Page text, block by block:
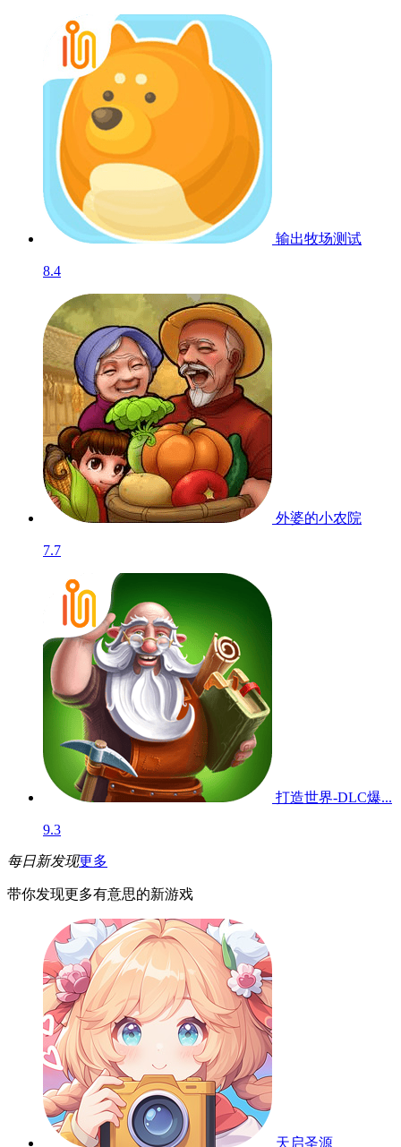
输出牧场测试
8.4
外婆的小农院
7.7
打造世界-DLC爆...
9.3
每日新发现更多
带你发现更多有意思的新游戏
天启圣源